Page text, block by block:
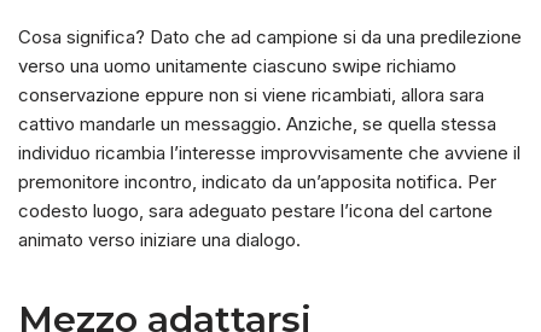
Cosa significa? Dato che ad campione si da una predilezione
verso una uomo unitamente ciascuno swipe richiamo
conservazione eppure non si viene ricambiati, allora sara
cattivo mandarle un messaggio. Anziche, se quella stessa
individuo ricambia l’interesse improvvisamente che avviene il
premonitore incontro, indicato da un’apposita notifica. Per
codesto luogo, sara adeguato pestare l’icona del cartone
animato verso iniziare una dialogo.
Mezzo adattarsi